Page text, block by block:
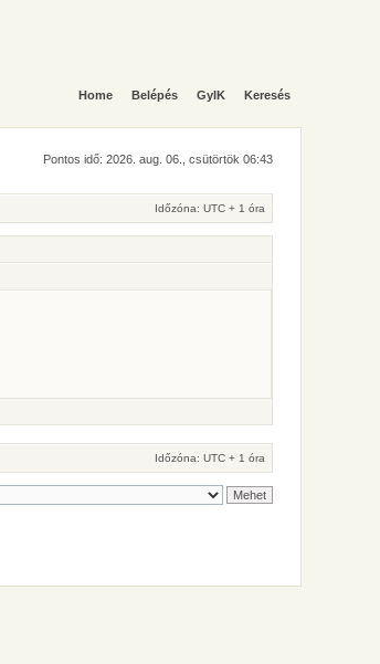
Home Belépés GyIK Keresés
Pontos idő: 2026. aug. 06., csütörtök 06:43
Időzóna: UTC + 1 óra
Időzóna: UTC + 1 óra